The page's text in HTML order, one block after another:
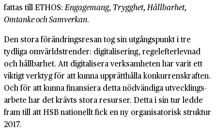
fattas till ETHOS:Engagemang, Trygghet, Hållbarhet,
Omtanke och Samverkan.
Den stora förändrings­resan tog sin utgångs­punkt i tre
tydliga omvärlds­trender: digitalisering, regel­efterlevnad
och håll­barhet. Att digitalisera verksamheten har varit ett
viktigt verktyg för att kunna upprätt­hålla konkurrens­kraften.
Och för att kunna finansiera detta nödvändiga utvecklings­
arbete har det krävts stora resurser. Detta i sin tur ledde
fram till att HSB nationellt fick en ny organisatorisk struktur
2017.